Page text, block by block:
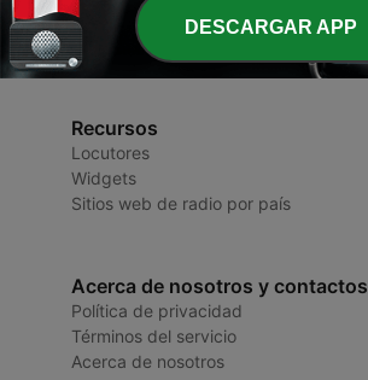
Recursos
Locutores
Widgets
Sitios web de radio por país
Acerca de nosotros y contactos
Política de privacidad
Términos del servicio
Acerca de nosotros
DESCARGAR APP